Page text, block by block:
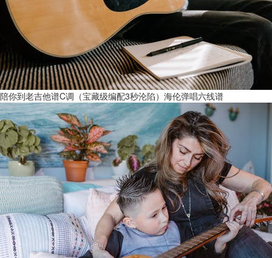
陪你到老吉他谱C调（宝藏级编配3秒沦陷）海伦弹唱六线谱